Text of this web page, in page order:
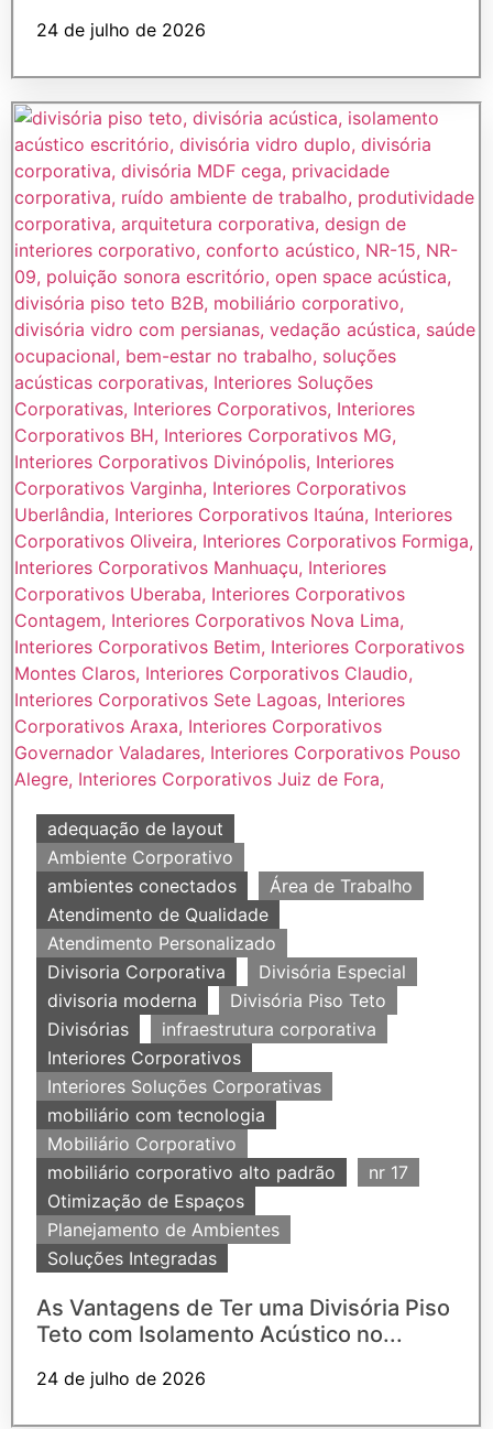
24 de julho de 2026
adequação de layout
Ambiente Corporativo
ambientes conectados
Área de Trabalho
Atendimento de Qualidade
Atendimento Personalizado
Divisoria Corporativa
Divisória Especial
divisoria moderna
Divisória Piso Teto
Divisórias
infraestrutura corporativa
Interiores Corporativos
Interiores Soluções Corporativas
mobiliário com tecnologia
Mobiliário Corporativo
mobiliário corporativo alto padrão
nr 17
Otimização de Espaços
Planejamento de Ambientes
Soluções Integradas
As Vantagens de Ter uma Divisória Piso
Teto com Isolamento Acústico no...
24 de julho de 2026